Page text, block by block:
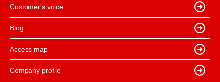
Customer's voice
Blog
Access map
Company profile